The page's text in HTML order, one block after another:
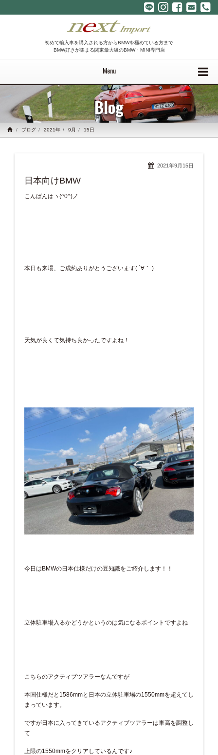
初めて輸入車を購入される方からBMWを極めている方まで
BMW好きが集まる関東最大級のBMW・MINI専門店
Menu
Blog
ブログ 2021年 9月 15日
2021年9月15日
日本向けBMW
こんばんはヽ(^0^)ノ
本日も来場、ご成約ありがとうございます( ´∀｀ )
天気が良くて気持ち良かったですよね！
今日はBMWの日本仕様だけの豆知識をご紹介します！！
立体駐車場入るかどうかというのは気になるポイントですよね
こちらのアクティブツアラーなんですが
本国仕様だと1586mmと日本の立体駐車場の1550mmを超えてし
まっています。
ですが日本に入ってきているアクティブツアラーは車高を調整し
て
上限の1550mmをクリアしているんです♪